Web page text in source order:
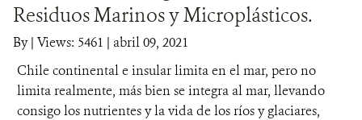
DONA
Residuos Marinos y Microplásticos.
By| Views: 5461 | abril 09, 2021
Chile continental e insular limita en el mar, pero no
limita realmente, más bien se integra al mar, llevando
consigo los nutrientes y la vida de los ríos y glaciares,